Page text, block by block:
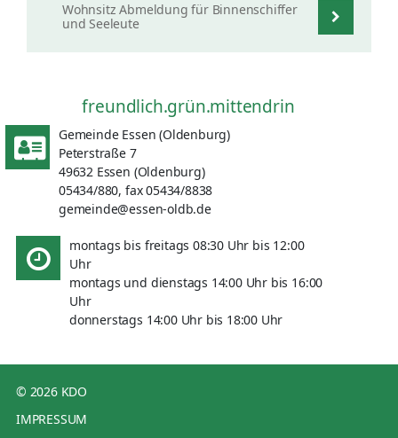
Wohnsitz Abmeldung für Binnenschiffer
und Seeleute
freundlich.grün.mittendrin
Gemeinde Essen (Oldenburg)
Peterstraße 7
49632 Essen (Oldenburg)
05434/880, fax 05434/8838
gemeinde@essen-oldb.de
montags bis freitags 08:30 Uhr bis 12:00
Uhr
montags und dienstags 14:00 Uhr bis 16:00
Uhr
donnerstags 14:00 Uhr bis 18:00 Uhr
© 2026 KDO
IMPRESSUM